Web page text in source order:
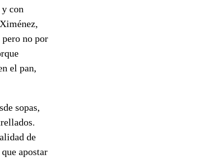
con
no por
el pan,
sopas,
de
apostar